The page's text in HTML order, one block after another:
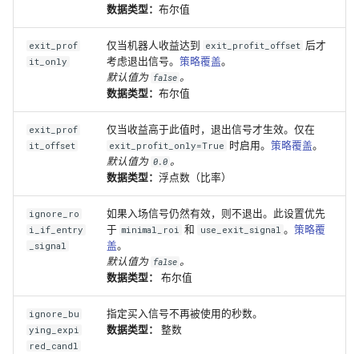
数据类型： 布尔值
exit_prof
it_only
仅当机器人收益达到 exit_profit_offset 后才
考虑退出信号。 策略覆盖。
默认值为 false 。
数据类型： 布尔值
exit_prof
it_offset
仅当收益高于此值时，退出信号才生效。仅在
exit_profit_only=True 时启用。策略覆盖。
默认值为 0.0 。
数据类型： 浮点数（比率）
ignore_ro
i_if_entry
_signal
如果入场信号仍然有效，则不退出。此设置优先
于 minimal_roi 和 use_exit_signal 。 策略覆
盖。
默认值为 false 。
数据类型：
布尔值
ignore_bu
ying_expi
red_candl
指定买入信号不再被使用的秒数。
数据类型：
整数